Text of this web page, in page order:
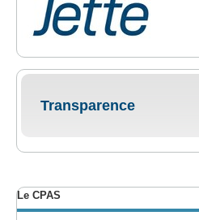
Transparence
Le CPAS